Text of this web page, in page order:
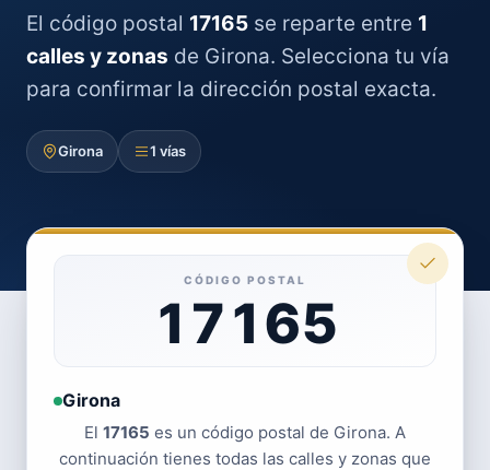
El código postal 17165 se reparte entre 1
calles y zonas de Girona. Selecciona tu vía
para confirmar la dirección postal exacta.
Girona 1 vías
CÓDIGO POSTAL
17165
Girona
El 17165 es un código postal de Girona. A
continuación tienes todas las calles y zonas que